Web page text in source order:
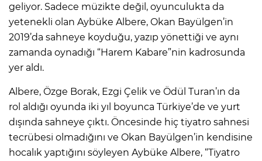
geliyor. Sadece müzikte değil, oyunculukta da
yetenekli olan Aybüke Albere, Okan Bayülgen’in
2019’da sahneye koyduğu, yazıp yönettiği ve aynı
zamanda oynadığı “Harem Kabare”nin kadrosunda
yer aldı.
Albere, Özge Borak, Ezgi Çelik ve Ödül Turan’ın da
rol aldığı oyunda iki yıl boyunca Türkiye’de ve yurt
dışında sahneye çıktı. Öncesinde hiç tiyatro sahnesi
tecrübesi olmadığını ve Okan Bayülgen’in kendisine
hocalık yaptığını söyleyen Aybüke Albere, “Tiyatro